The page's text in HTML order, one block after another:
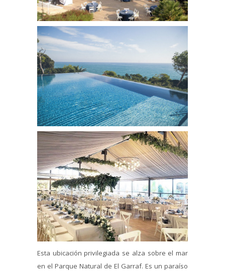
Esta ubicación privilegiada se alza sobre el mar
en el Parque Natural de El Garraf. Es un paraíso